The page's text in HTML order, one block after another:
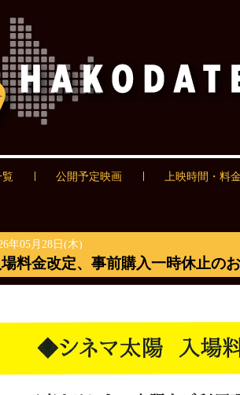
覧 公開予定映画 上映時間・料
年05月28日(木)
場料金改定、事前購入一時休止の